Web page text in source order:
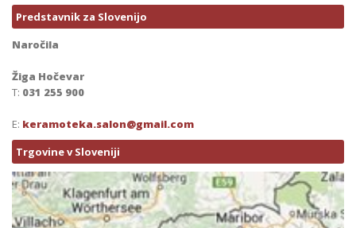
Predstavnik za Slovenijo
Naročila
Žiga Hočevar
T: 031 255 900
E: keramoteka.salon@gmail.com
Trgovine v Sloveniji